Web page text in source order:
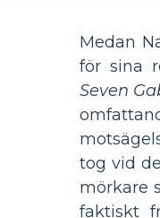
Medan
för sina
Seven
tog vid
mörkare
faktiskt